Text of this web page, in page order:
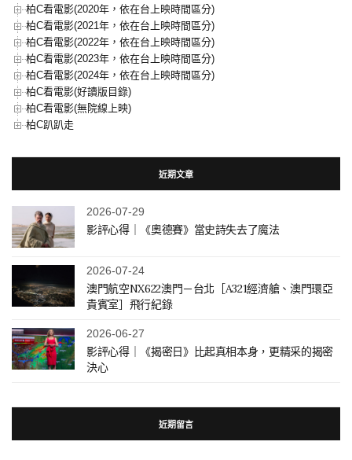
柏C看電影(2020年，依在台上映時間區分)
柏C看電影(2021年，依在台上映時間區分)
柏C看電影(2022年，依在台上映時間區分)
柏C看電影(2023年，依在台上映時間區分)
柏C看電影(2024年，依在台上映時間區分)
柏C看電影(好讀版目錄)
柏C看電影(無院線上映)
柏C趴趴走
近期文章
2026-07-29
影評心得｜《奧德賽》當史詩失去了魔法
2026-07-24
澳門航空NX622澳門－台北［A321經濟艙、澳門環亞
貴賓室］飛行紀錄
2026-06-27
影評心得｜《揭密日》比起真相本身，更精采的揭密
決心
近期留言